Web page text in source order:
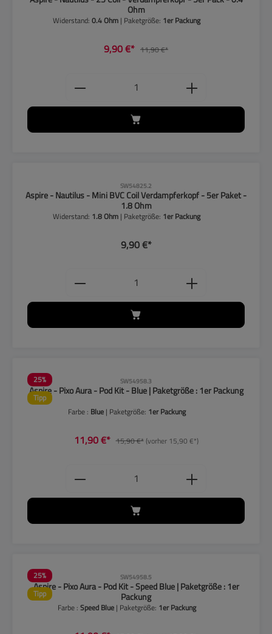
Ohm
Widerstand:0.4 Ohm | Paketgröße: 1er Packung
9,90 €* 11,90 €*
Produkt Anzahl: Gib den
SW54825.2
Aspire - Nautilus - Mini BVC Coil Verdampferkopf - 5er Paket -
1.8 Ohm
Widerstand: 1.8 Ohm | Paketgröße: 1er Packung
9,90 €*
Produkt Anzahl: Gib den
25%
Tipp
SW54958.3
Aspire - Pixo Aura - Pod Kit - Blue | Paketgröße : 1er Packung
Farbe : Blue | Paketgröße: 1er Packung
11,90 €* 15,90 €*(vorher 15,90 €*)
Produkt Anzahl: Gib den
25%
Tipp
SW54958.5
Aspire - Pixo Aura - Pod Kit - Speed Blue | Paketgröße : 1er
Packung
Farbe : Speed Blue | Paketgröße: 1er Packung